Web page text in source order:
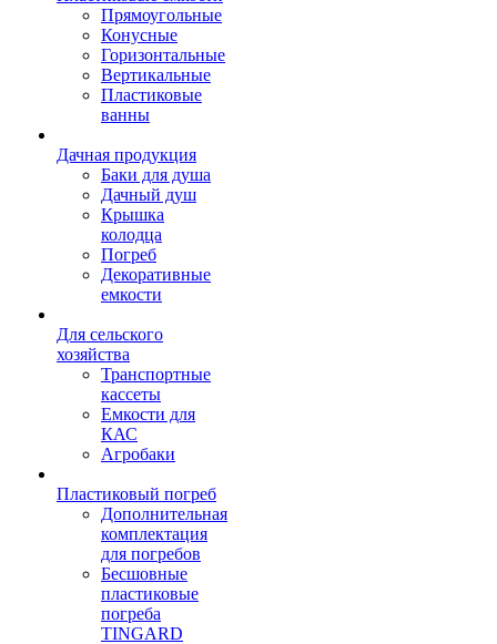
Прямоугольные
Конусные
Горизонтальные
Вертикальные
Пластиковые
ванны
Дачная продукция
Баки для душа
Дачный душ
Крышка
колодца
Погреб
Декоративные
емкости
Для сельского
хозяйства
Транспортные
кассеты
Емкости для
КАС
Агробаки
Пластиковый погреб
Дополнительная
комплектация
для погребов
Бесшовные
пластиковые
погреба
TINGARD